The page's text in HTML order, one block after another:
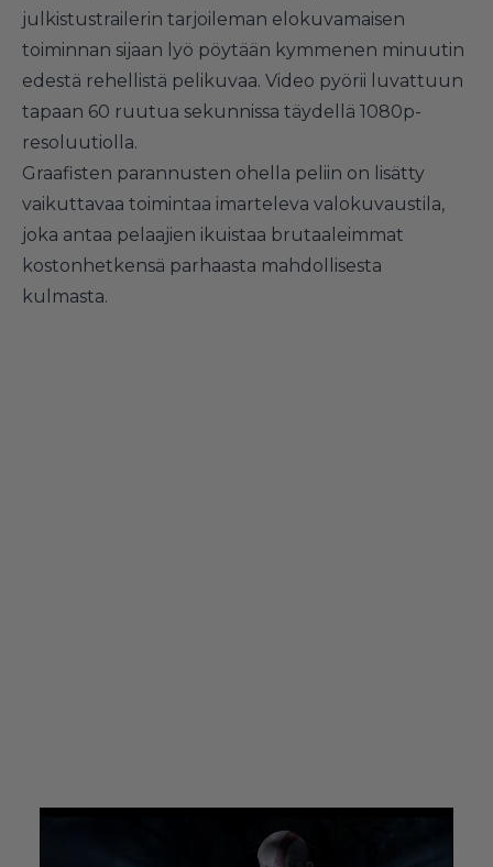
julkistustrailerin tarjoileman elokuvamaisen
toiminnan sijaan lyö pöytään kymmenen minuutin
edestä rehellistä pelikuvaa. Video pyörii luvattuun
tapaan 60 ruutua sekunnissa täydellä 1080p-
resoluutiolla.
Graafisten parannusten ohella peliin on lisätty
vaikuttavaa toimintaa imarteleva valokuvaustila,
joka antaa pelaajien ikuistaa brutaaleimmat
kostonhetkensä parhaasta mahdollisesta
kulmasta.